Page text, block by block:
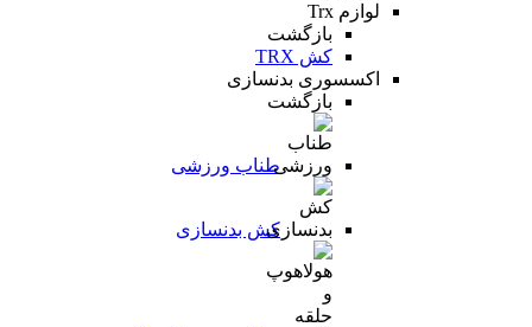
لوازم Trx
بازگشت
کش TRX
اکسسوری بدنسازی
بازگشت
طناب ورزشی
کش بدنسازی